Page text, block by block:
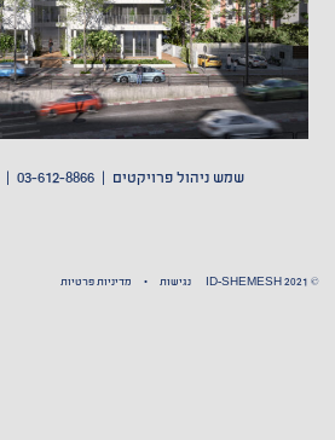
שמש ניהול פרויקטים |03-612-8866 | office
© ID-SHEMESH 2021 נגישות • מדיניות פרטיות